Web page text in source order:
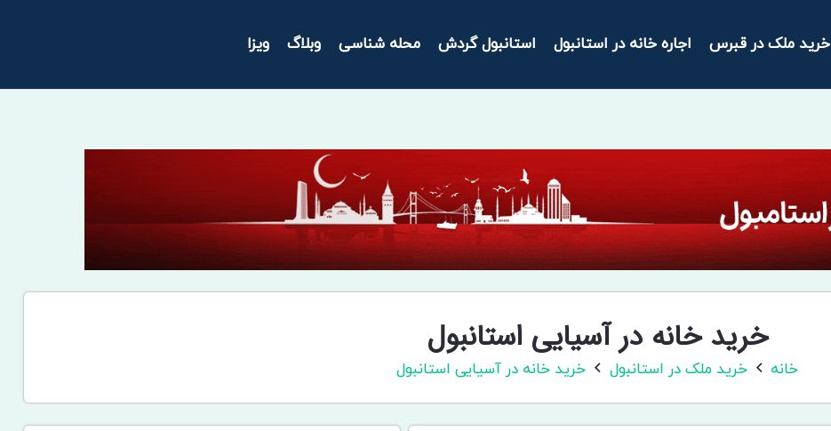
خرید ملک در قبرس اجاره خانه در استانبول استانبول گردش محله شناسی وبلاگ ویزا
خرید خانه در آسیایی استانبول
خانه خرید ملک در استانبول خرید خانه در آسیایی استانبول